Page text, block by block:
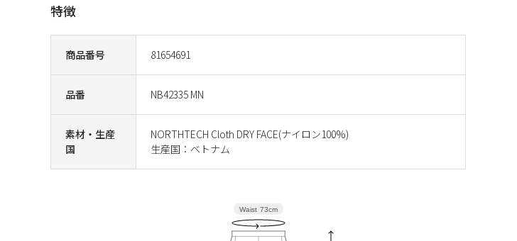
商品番号 81654691
品番 NB42335 MN
素材・生産
国
NORTHTECH Cloth DRY FACE(ナイロン100%)
生産国：ベトナム
特徴
Waist 73cm